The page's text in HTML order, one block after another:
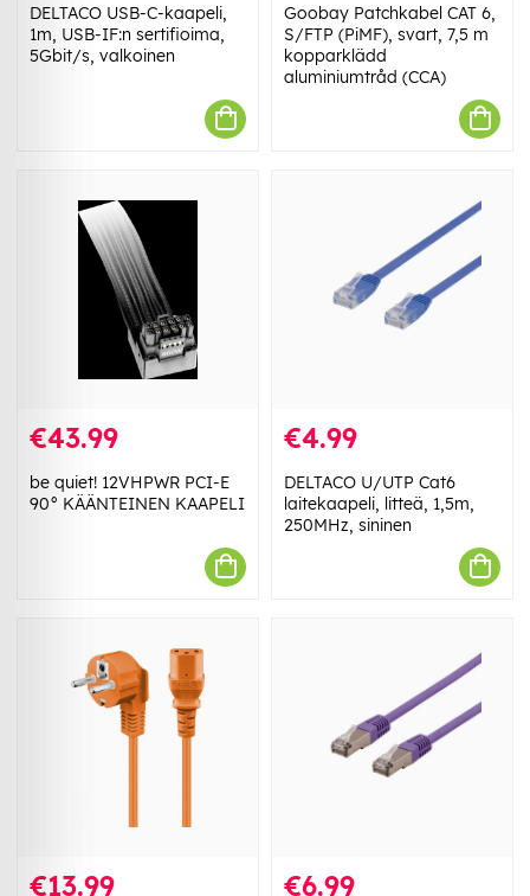
DELTACO USB-C-kaapeli,
1m, USB-IF:n sertifioima,
5Gbit/s, valkoinen
Goobay Patchkabel CAT 6,
S/FTP (PiMF), svart, 7,5 m
kopparklädd
aluminiumtråd (CCA)
€43.99
be quiet! 12VHPWR PCI-E
90° KÄÄNTEINEN KAAPELI
€4.99
DELTACO U/UTP Cat6
laitekaapeli, litteä, 1,5m,
250MHz, sininen
€13.99 €6.99